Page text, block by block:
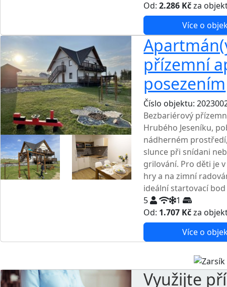
Od:2.286 Kčza
Více o
přízemní
posezením
Číslo objektu:
Bezbariérový
Hrubého Jeseníku,
nádherném
slunce při snídani
grilování. Pro děti je
hry a na zimní
ideální startovací
5
1
Od: 1.707 Kčza
Více o
Využijte